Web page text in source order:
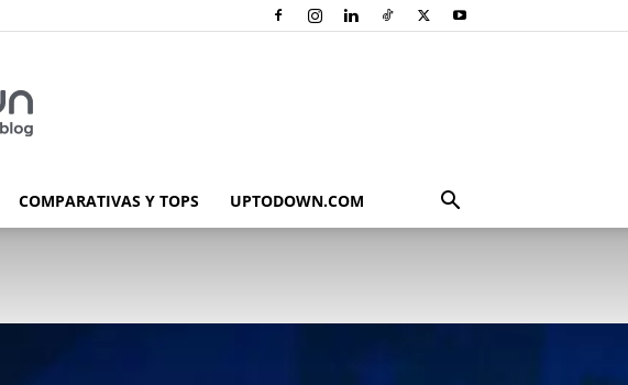
COMPARATIVAS Y TOPS UPTODOWN.COM